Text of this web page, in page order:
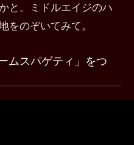
と。ミドルエイジのハ
をのぞいてみて。
ムスパゲティ」をつ